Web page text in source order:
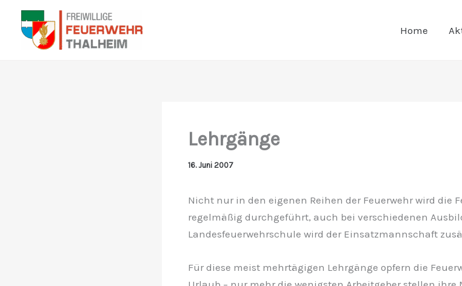
Zum
Inhalt
springen
Home
Lehrgänge
16. Juni 2007
Nicht nur in den eigenen Reihen der Feuerwehr wird die
regelmäßig durchgeführt, auch bei verschiedenen
Landesfeuerwehrschule wird der Einsatzmannschaft
Für diese meist mehrtägigen Lehrgänge opfern die